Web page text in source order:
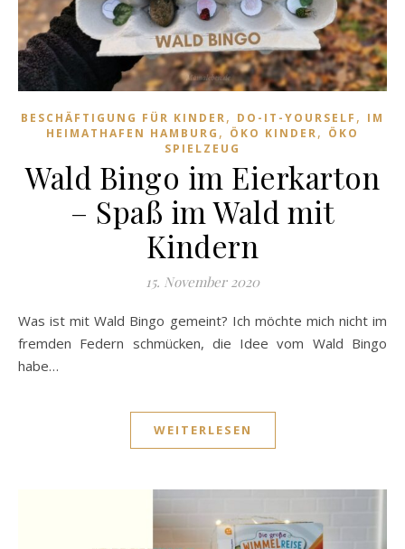
BESCHÄFTIGUNG FÜR KINDER, DO-IT-YOURSELF , IM
HEIMATHAFEN HAMBURG , ÖKO KINDER, ÖKO
SPIELZEUG
Wald Bingo im Eierkarton
– Spaß im Wald mit
Kindern
15. November 2020
Was ist mit Wald Bingo gemeint? Ich möchte mich nicht im
fremden Federn schmücken, die Idee vom Wald Bingo
habe…
WEITERLESEN